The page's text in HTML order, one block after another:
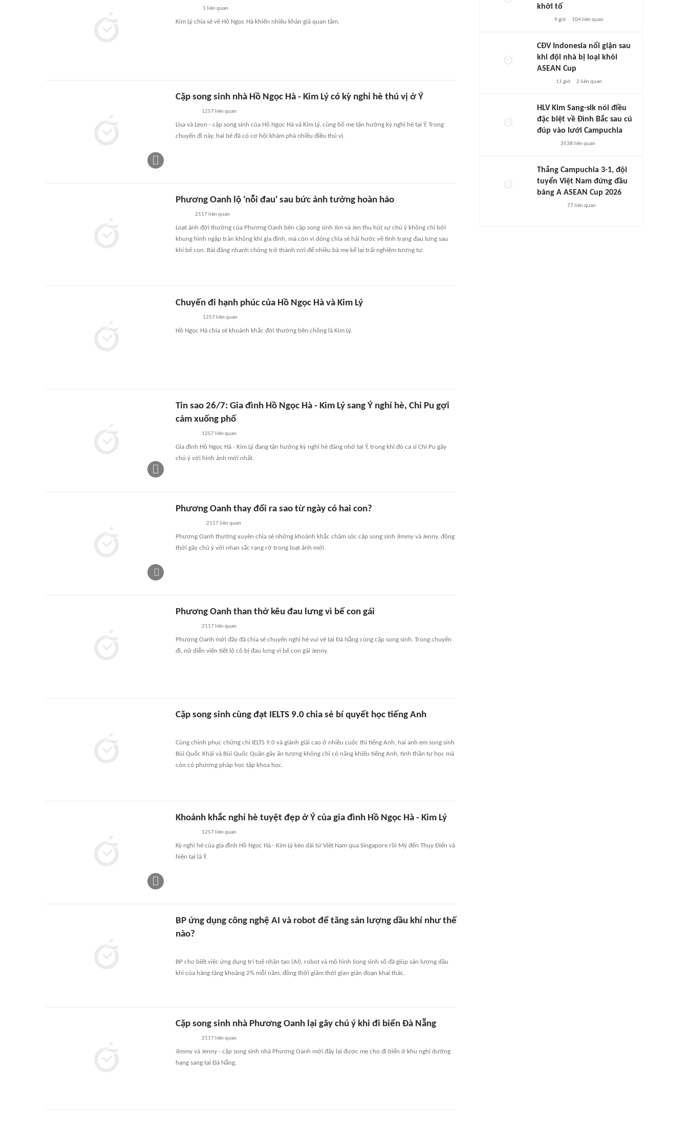
1 liên quan
Kim Lý chia sẻ về Hồ Ngọc Hà khiến nhiều khán giả quan tâm.
Cặp song sinh nhà Hồ Ngọc Hà - Kim Lý có kỳ nghỉ hè thú vị ở Ý
1257 liên quan
Lisa và Leon - cặp song sinh của Hồ Ngọc Hà và Kim Lý, cùng bố mẹ tận hưởng kỳ nghỉ hè tại Ý. Trong
chuyến đi này, hai bé đã có cơ hội khám phá nhiều điều thú vị.
Phương Oanh lộ 'nỗi đau' sau bức ảnh tưởng hoàn hảo
2117 liên quan
Loạt ảnh đời thường của Phương Oanh bên cặp song sinh Jim và Jen thu hút sự chú ý không chỉ bởi
khung hình ngập tràn không khí gia đình, mà còn vì dòng chia sẻ hài hước về tình trạng đau lưng sau
khi bế con. Bài đăng nhanh chóng trở thành nơi để nhiều bà mẹ kể lại trải nghiệm tương tự.
Chuyến đi hạnh phúc của Hồ Ngọc Hà và Kim Lý
1257liên quan
Hồ Ngọc Hà chia sẻ khoảnh khắc đời thường bên chồng là Kim Lý.
Tin sao 26/7: Gia đình Hồ Ngọc Hà - Kim Lý sang Ý nghỉ hè, Chi Pu gợi
cảm xuống phố
1257 liên quan
Gia đình Hồ Ngọc Hà - Kim Lý đang tận hưởng kỳ nghỉ hè đáng nhớ tại Ý, trong khi đó ca sĩ Chi Pu gây
chú ý với hình ảnh mới nhất.
Phương Oanh thay đổi ra sao từ ngày có hai con?
2117 liên quan
Phương Oanh thường xuyên chia sẻ những khoảnh khắc chăm sóc cặp song sinh Jimmy và Jenny, đồng
thời gây chú ý với nhan sắc rạng rỡ trong loạt ảnh mới.
Phương Oanh than thở kêu đau lưng vì bế con gái
2117 liên quan
Phương Oanh mới đây đã chia sẻ chuyến nghỉ hè vui vẻ tại Đà Nẵng cùng cặp song sinh. Trong chuyến
đi, nữ diễn viên tiết lộ cô bị đau lưng vì bế con gái Jenny.
Cặp song sinh cùng đạt IELTS 9.0 chia sẻ bí quyết học tiếng Anh
Cùng chinh phục chứng chỉ IELTS 9.0 và giành giải cao ở nhiều cuộc thi tiếng Anh, hai anh em song sinh
Bùi Quốc Khải và Bùi Quốc Quân gây ấn tượng không chỉ có năng khiếu tiếng Anh, tinh thần tự học mà
còn có phương pháp học tập khoa học.
Khoảnh khắc nghỉ hè tuyệt đẹp ở Ý của gia đình Hồ Ngọc Hà - Kim Lý
1257 liên quan
Kỳ nghỉ hè của gia đình Hồ Ngọc Hà - Kim Lý kéo dài từ Việt Nam qua Singapore rồi Mỹ đến Thụy Điển và
hiện tại là Ý.
BP ứng dụng công nghệ AI và robot để tăng sản lượng dầu khí như thế
nào?
BP cho biết việc ứng dụng trí tuệ nhân tạo (AI), robot và mô hình Song sinh số đã giúp sản lượng dầu
khí của hãng tăng khoảng 2% mỗi năm, đồng thời giảm thời gian gián đoạn khai thác.
Cặp song sinh nhà Phương Oanh lại gây chú ý khi đi biển Đà Nẵng
2117 liên quan
Jimmy và Jenny - cặp song sinh nhà Phương Oanh mới đây lại được mẹ cho đi biển ở khu nghỉ dưỡng
hạng sang tại Đà Nẵng.
khởi tố
9 giờ 104liên quan
CĐV Indonesia nổi giận sau
khi đội nhà bị loại khỏi
ASEAN Cup
11 giờ 2 liên quan
HLV Kim Sang-sik nói điều
đặc biệt về Đình Bắc sau cú
đúp vào lưới Campuchia
3538 liên quan
Thắng Campuchia 3-1, đội
tuyển Việt Nam đứng đầu
bảng A ASEAN Cup 2026
77liên quan